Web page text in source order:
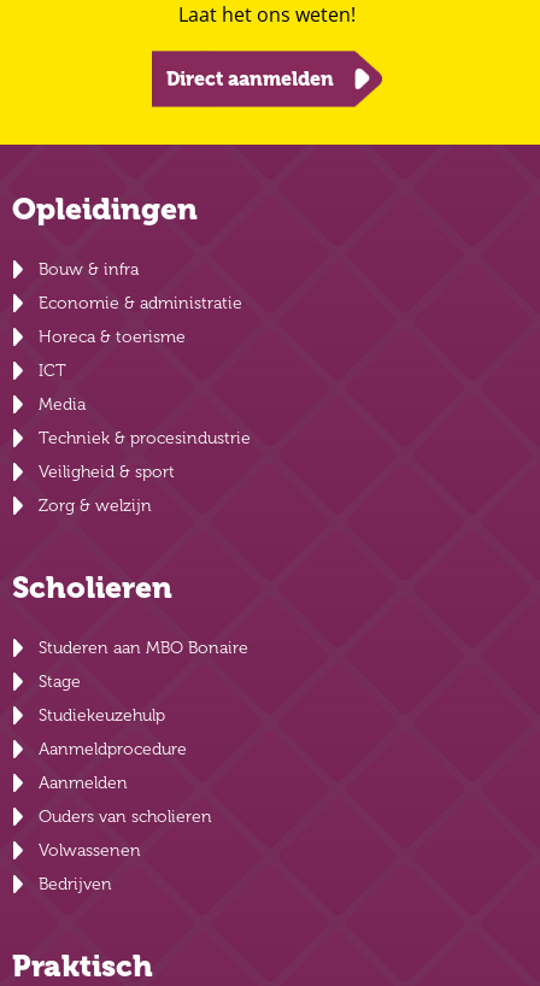
Laat het ons weten!
Direct aanmelden
Opleidingen
Bouw & infra
Economie & administratie
Horeca & toerisme
ICT
Media
Techniek & procesindustrie
Veiligheid & sport
Zorg & welzijn
Scholieren
Studeren aan MBO Bonaire
Stage
Studiekeuzehulp
Aanmeldprocedure
Aanmelden
Ouders van scholieren
Volwassenen
Bedrijven
Praktisch